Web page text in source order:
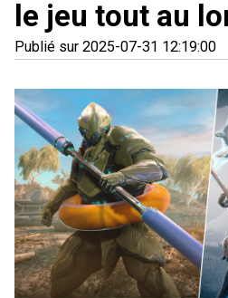
le jeu tout au
Publié sur 2025-07-31 12:19:00